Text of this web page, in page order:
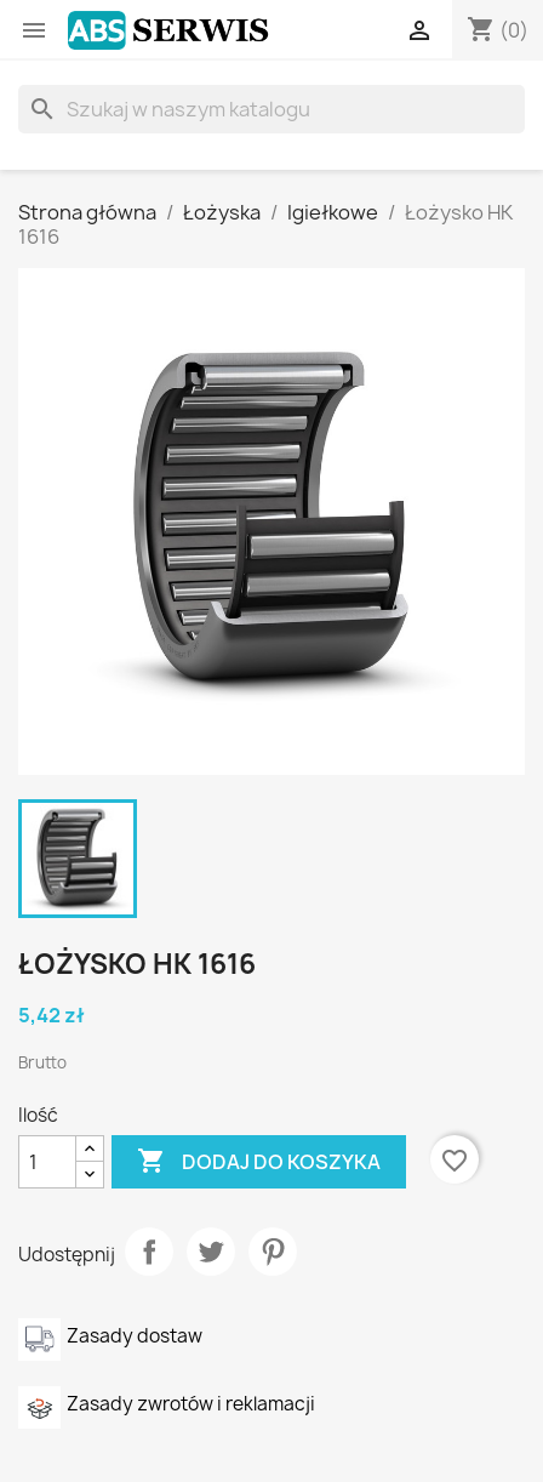
 shopping_cart (0)

search
Strona główna Łożyska Igiełkowe
Łożysko HK
1616
ŁOŻYSKO HK 1616
5,42 zł
Brutto
Ilość
 DODAJ DO KOSZYKA favorite_border
Udostępnij
Zasady dostaw
Zasady zwrotów i reklamacji